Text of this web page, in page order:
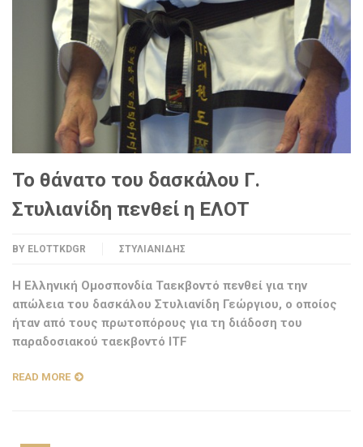
Το θάνατο του δασκάλου Γ.
Στυλιανίδη πενθεί η ΕΛΟΤ
BY ELOTTKDGR ΣΤΥΛΙΑΝΊΔΗΣ
H Ελληνική Ομοσπονδία Ταεκβοντό πενθεί για την
απώλεια του δασκάλου Στυλιανίδη Γεώργιου, ο οποίος
ήταν από τους πρωτοπόρους για τη διάδοση του
παραδοσιακού ταεκβοντό ITF
READ MORE